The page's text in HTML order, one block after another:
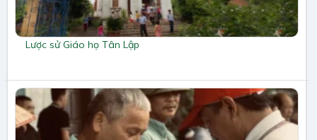
Lược sử Giáo họ Tân Lập